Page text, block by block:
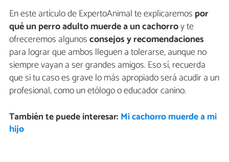
En este artículo de ExpertoAnimal te explicaremos por
qué un perro adulto muerde a un cachorroy te
ofreceremos algunosconsejos y recomendaciones
para lograr que ambos lleguen a tolerarse, aunque no
siempre vayan a ser grandes amigos. Eso sí, recuerda
que si tu caso es grave lo más apropiado será acudir a un
profesional, como un etólogo o educador canino.
También te puede interesar: Mi cachorro muerde a mi
hijo